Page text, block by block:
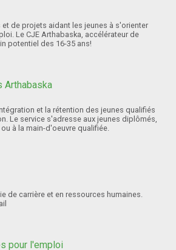
et de projets aidant les jeunes à s'orienter
Le CJE Arthabaska, accélérateur de
potentiel des 16-35 ans!
et la rétention des jeunes qualifiés
Le service s'adresse aux jeunes diplômés,
à la main-d'oeuvre qualifiée.
de carrière et en ressources humaines.